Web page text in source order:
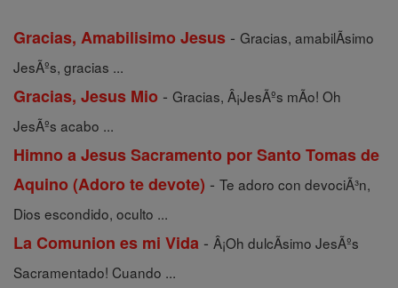
Gracias, Amabilisimo Jesus - Gracias, amabilÃ­simo
JesÃºs, gracias ...
Gracias, Jesus Mio - Gracias, Â¡JesÃºs mÃ­o! Oh
JesÃºs acabo ...
Himno a Jesus Sacramento por Santo Tomas de
Aquino (Adoro te devote) - Te adoro con devociÃ³n,
Dios escondido, oculto ...
La Comunion es mi Vida - Â¡Oh dulcÃ­simo JesÃºs
Sacramentado! Cuando ...